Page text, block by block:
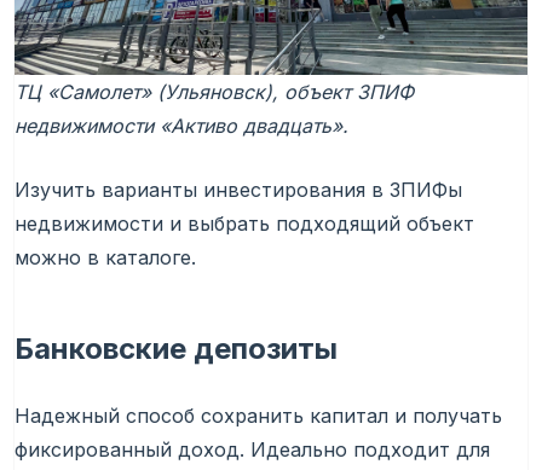
ТЦ «Самолет» (Ульяновск), объект ЗПИФ
недвижимости «Активо двадцать».
Изучить варианты инвестирования в ЗПИФы
недвижимости и выбрать подходящий объект
можно в каталоге.
Банковские депозиты
Надежный способ сохранить капитал и получать
фиксированный доход. Идеально подходит для